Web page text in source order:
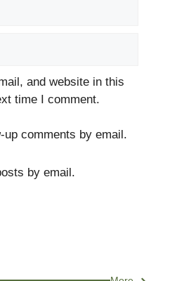
and website in this
time I comment.
up comments by email.
by email.